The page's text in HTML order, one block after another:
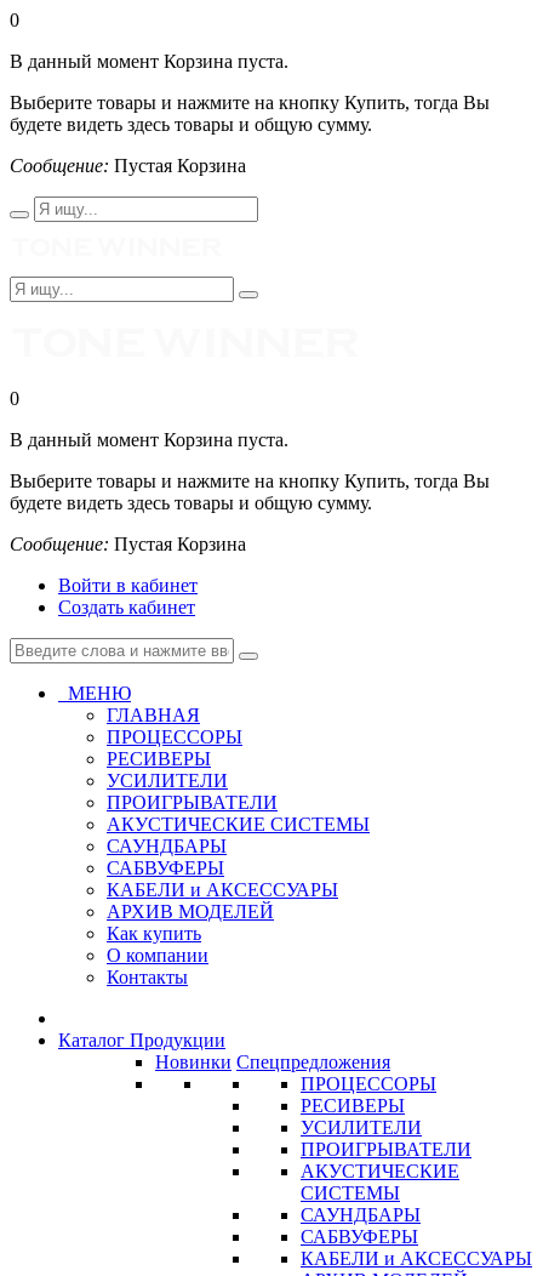
0
В данный момент Корзина пуста.
Выберите товары и нажмите на кнопку Купить, тогда Вы
будете видеть здесь товары и общую сумму.
Сообщение: Пустая Корзина
0
В данный момент Корзина пуста.
Выберите товары и нажмите на кнопку Купить, тогда Вы
будете видеть здесь товары и общую сумму.
Сообщение: Пустая Корзина
Войти в кабинет
Создать кабинет
МЕНЮ
ГЛАВНАЯ
ПРОЦЕССОРЫ
РЕСИВЕРЫ
УСИЛИТЕЛИ
ПРОИГРЫВАТЕЛИ
АКУСТИЧЕСКИЕ СИСТЕМЫ
САУНДБАРЫ
САБВУФЕРЫ
КАБЕЛИ и АКСЕССУАРЫ
АРХИВ МОДЕЛЕЙ
Как купить
О компании
Контакты
Каталог Продукции
Новинки Спецпредложения
ПРОЦЕССОРЫ
РЕСИВЕРЫ
УСИЛИТЕЛИ
ПРОИГРЫВАТЕЛИ
АКУСТИЧЕСКИЕ
СИСТЕМЫ
САУНДБАРЫ
САБВУФЕРЫ
КАБЕЛИ и АКСЕССУАРЫ